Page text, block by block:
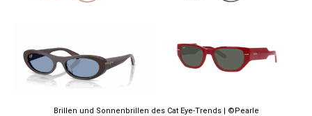
Brillen und Sonnenbrillen des Cat Eye-Trends | ©Pearle